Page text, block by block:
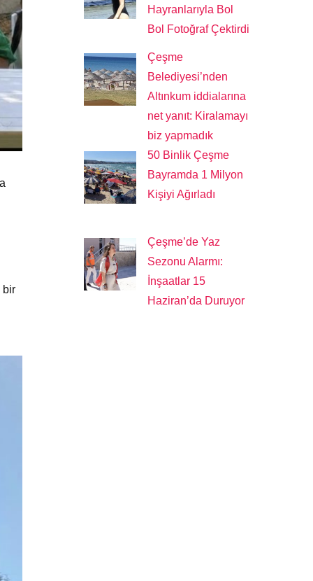
bir
Hayranlarıyla Bol
Bol Fotoğraf Çektirdi
Çeşme
Belediyesi’nden
Altınkum iddialarına
net yanıt: Kiralamayı
biz yapmadık
50 Binlik Çeşme
Bayramda 1 Milyon
Kişiyi Ağırladı
Çeşme’de Yaz
Sezonu Alarmı:
İnşaatlar 15
Haziran’da Duruyor